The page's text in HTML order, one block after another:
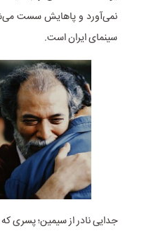
نمی‌آورد و پاهایش سست
سینمای ایران است.
جدایی نادر از سیمین؛ پسری که